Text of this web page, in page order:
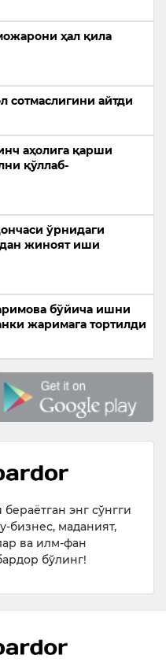
ҳал қила
сотмаслигини айтди
аҳолига қарши
қўллаб-
ўрнидаги
жиноят иши
бўйича ишни
жаримага тортилди
энг сўнгги
бизнес, маданият,
ва илм-фан
бўлинг!